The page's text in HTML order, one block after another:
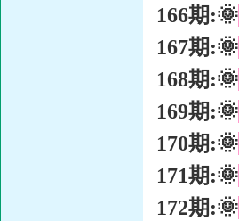
166期:🌞
167期:🌞
168期:🌞
169期:🌞
170期:🌞
171期:🌞
172期:🌞